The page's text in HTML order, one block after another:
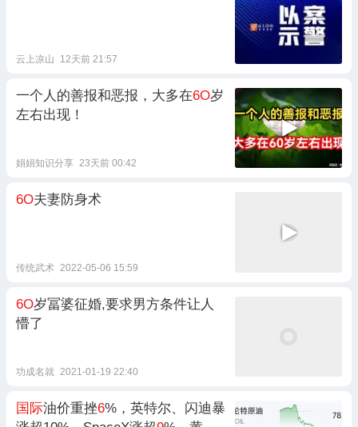
云上凉山 12天前 21:57
一个人的善报和恶报，大多在6O岁
左右出现！
娟娟知识分享 23天前 00:42
6O夫妻防身术
传统武术 2022-05-06 15:59
6O岁冨婆征婚,要求男方条件让人
懵了
功成名就 2021-01-19 22:40
国际油价重挫6%，英特尔、闪迪暴